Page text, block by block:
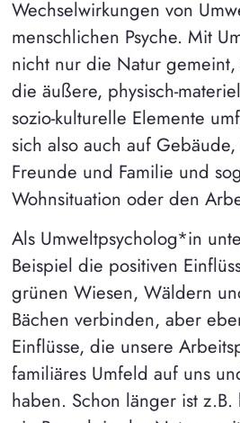
Wechselwirkungen von
menschlichen Psyche. Mit
nicht nur die Natur
die äußere, physisch-
sozio-kulturelle Elemente
sich also auch auf
Freunde und Familie und
Wohnsituation oder den
Als Umweltpsycholog*in
Beispiel die positiven
grünen Wiesen, Wäldern
Bächen verbinden, aber
Einflüsse, die unsere
familiäres Umfeld auf uns
haben. Schon länger ist z.B.